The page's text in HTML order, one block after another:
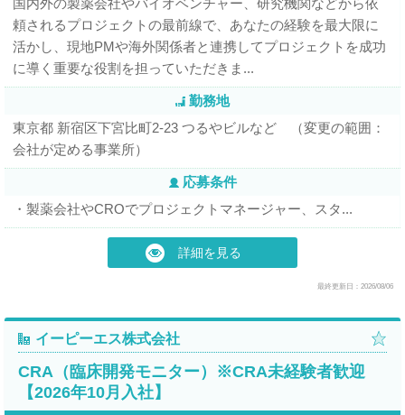
国内外の製薬会社やバイオベンチャー、研究機関などから依
頼されるプロジェクトの最前線で、あなたの経験を最大限に
活かし、現地PMや海外関係者と連携してプロジェクトを成功
に導く重要な役割を担っていただきま...
勤務地
東京都 新宿区下宮比町2-23 つるやビルなど （変更の範囲：
会社が定める事業所）
応募条件
・製薬会社やCROでプロジェクトマネージャー、スタ...
詳細を見る
最終更新日：2026/08/06
イーピーエス株式会社
CRA（臨床開発モニター）※CRA未経験者歓迎
【2026年10月入社】